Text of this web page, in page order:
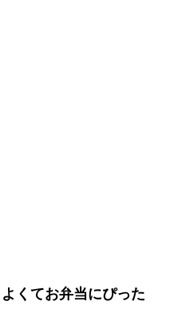
くてお弁当にぴった